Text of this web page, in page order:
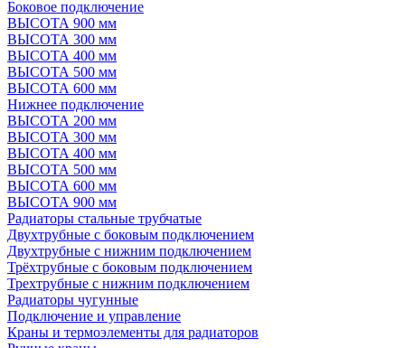
Боковое подключение
ВЫСОТА 900 мм
ВЫСОТА 300 мм
ВЫСОТА 400 мм
ВЫСОТА 500 мм
ВЫСОТА 600 мм
Нижнее подключение
ВЫСОТА 200 мм
ВЫСОТА 300 мм
ВЫСОТА 400 мм
ВЫСОТА 500 мм
ВЫСОТА 600 мм
ВЫСОТА 900 мм
Радиаторы стальные трубчатые
Двухтрубные с боковым подключением
Двухтрубные с нижним подключением
Трёхтрубные с боковым подключением
Трехтрубные с нижним подключением
Радиаторы чугунные
Подключение и управление
Краны и термоэлементы для радиаторов